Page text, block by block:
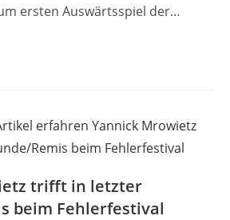
ersten Auswärtsspiel der…
trifft in letzter
beim Fehlerfestival